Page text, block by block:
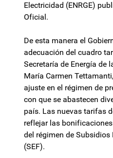
Electricidad (ENRGE)
Oficial.
De esta manera el
adecuación del cuadro
Secretaría de Energía de
María Carmen
ajuste en el régimen de
con que se abastecen
país. Las nuevas tarifas
reflejar las
del régimen de
(SEF).